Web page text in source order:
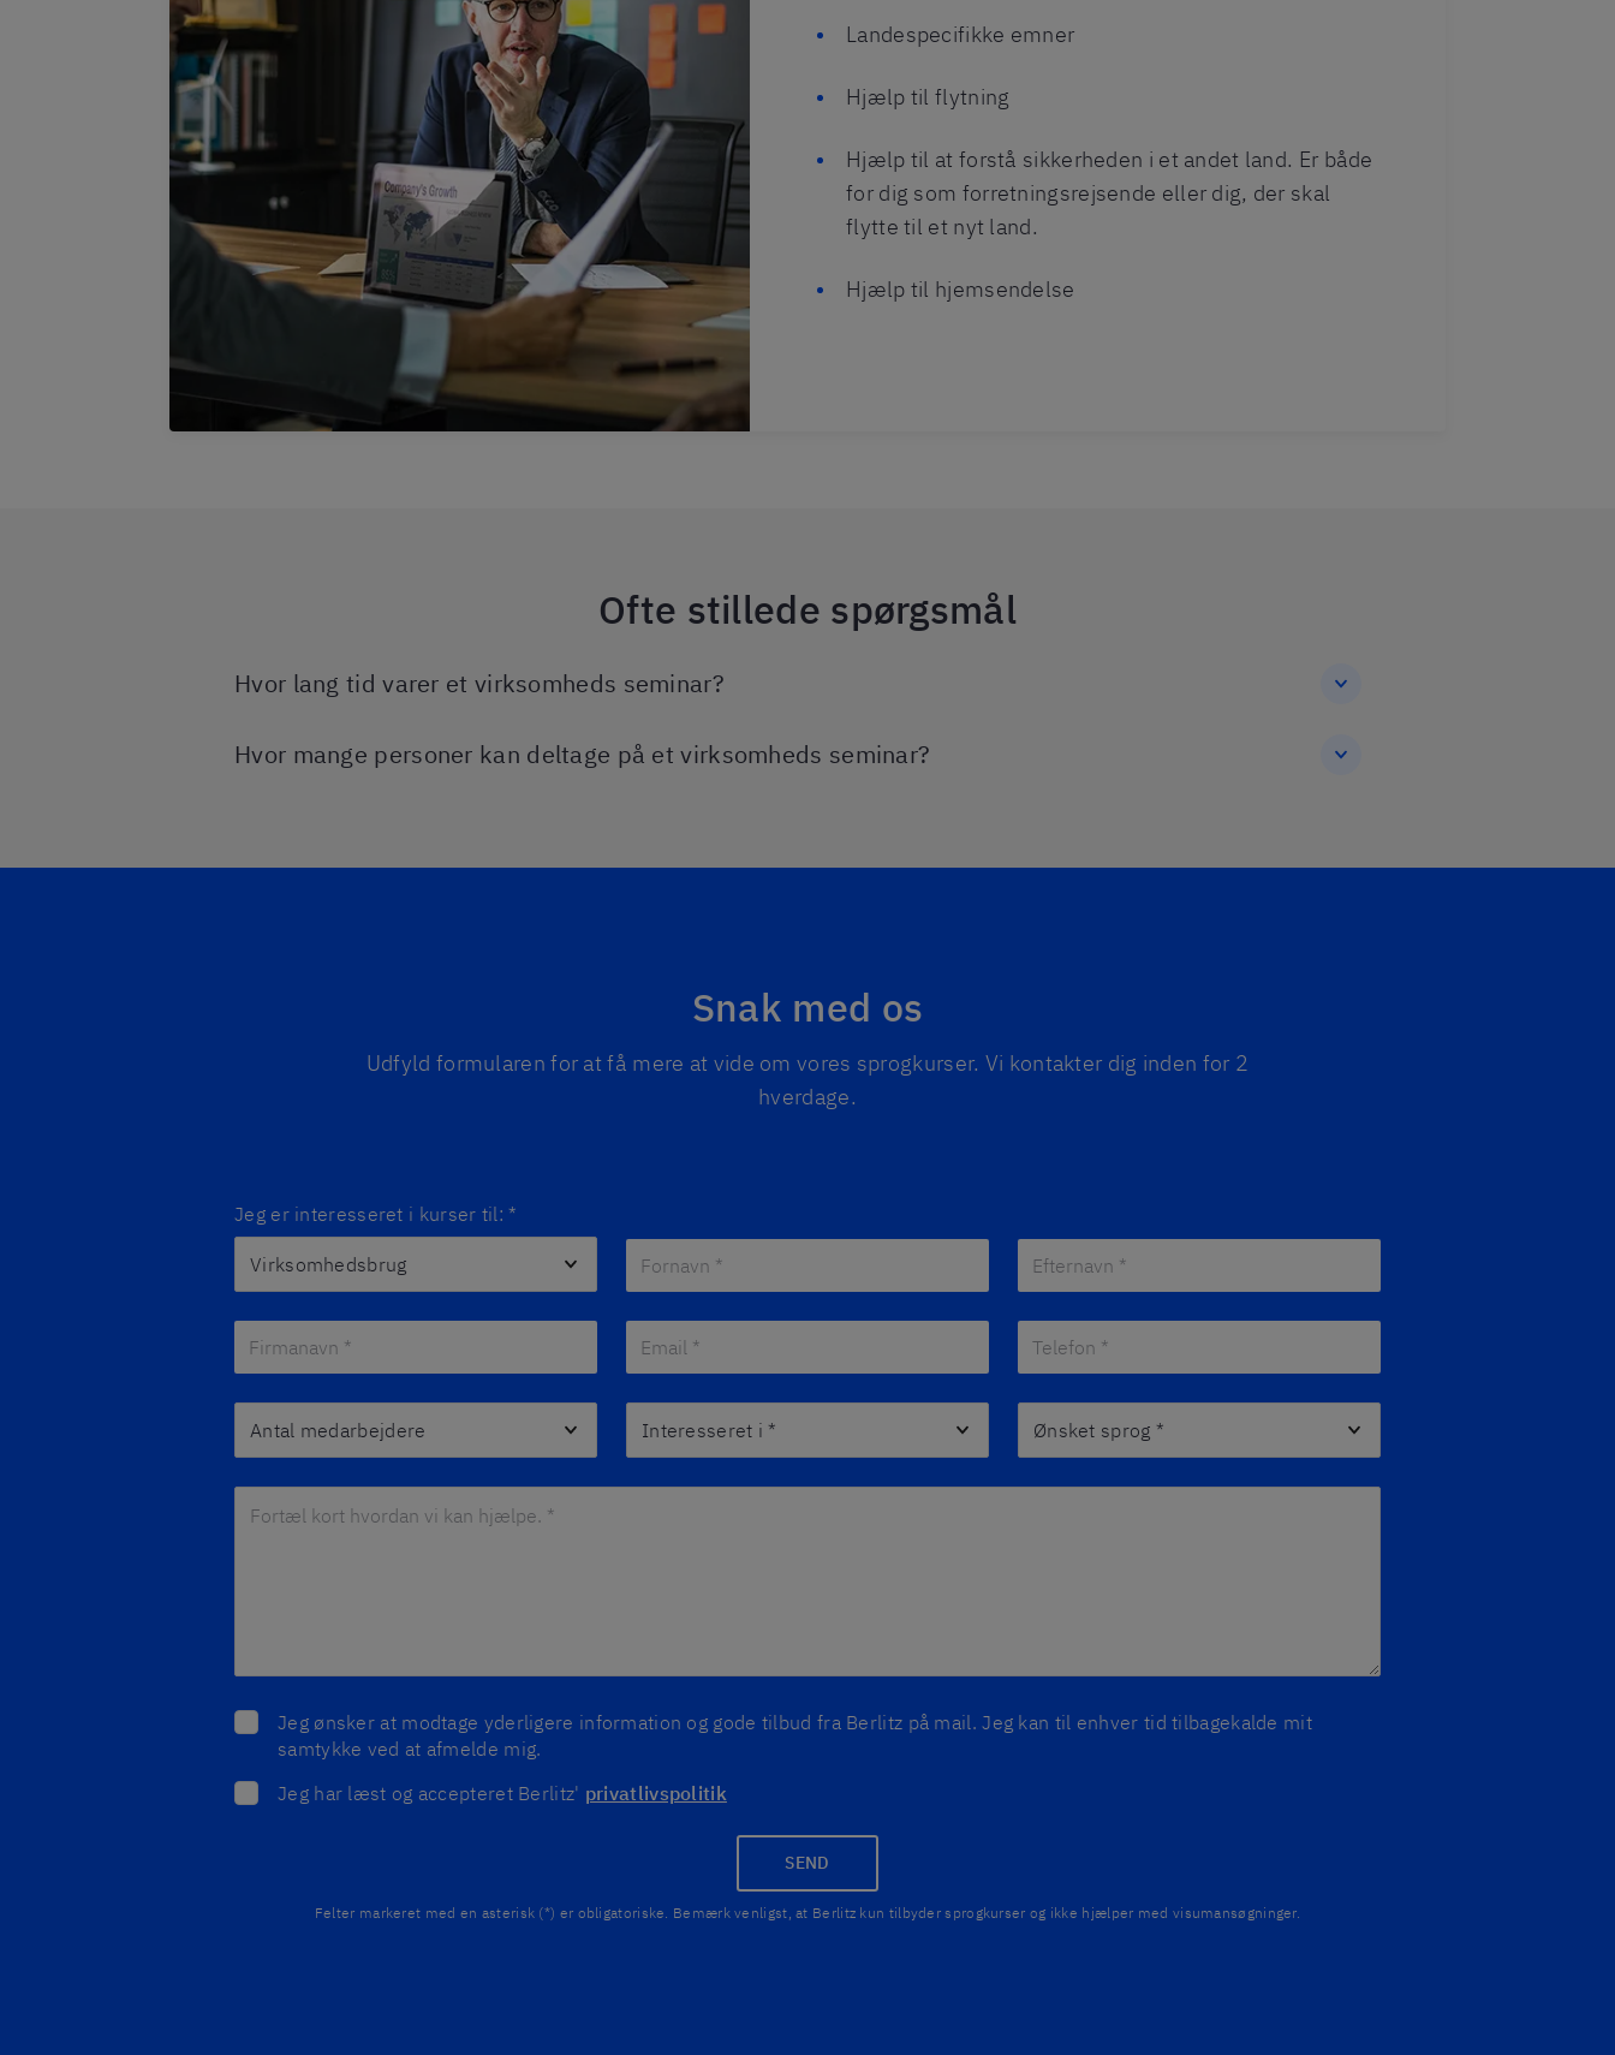
Landespecifikke emner
Hjælp til flytning
Hjælp til at forstå sikkerheden i et andet land. Er både
for dig som forretningsrejsende eller dig, der skal
flytte til et nyt land.
Hjælp til hjemsendelse
Ofte stillede spørgsmål
Hvor lang tid varer et virksomheds seminar?
Hvor mange personer kan deltage på et virksomheds seminar?
Snak med os
Udfyld formularen for at få mere at vide om vores sprogkurser. Vi kontakter dig inden for 2
hverdage.
Jeg er interesseret i kurser til: *
Jeg ønsker at modtage yderligere information og gode tilbud fra Berlitz på mail. Jeg kan til enhver tid tilbagekalde mit
samtykke ved at afmelde mig.
Jeg har læst og accepteret Berlitz' privatlivspolitik
SEND
Felter markeret med en asterisk (*) er obligatoriske. Bemærk venligst, at Berlitz kun tilbyder sprogkurser og ikke hjælper med visumansøgninger.